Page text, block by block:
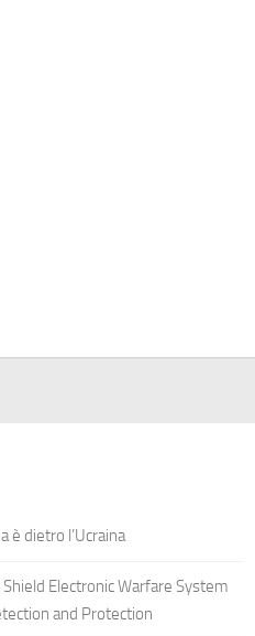
è dietro l’Ucraina
Electronic Warfare System
and Protection